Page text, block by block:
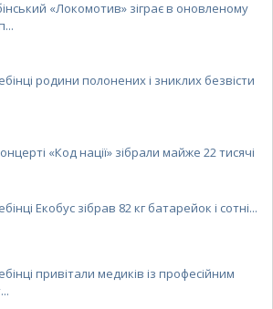
«Локомотив» зіграє в оновленому
родини полонених і зниклих безвісти
«Код нації» зібрали майже 22 тисячі
Екобус зібрав 82 кг батарейок і сотні...
привітали медиків із професійним